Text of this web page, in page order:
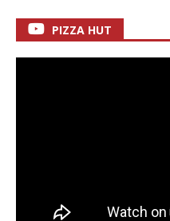
PIZZA HUT